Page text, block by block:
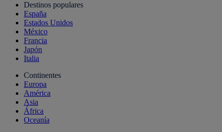
Destinos populares
España
Estados Unidos
México
Francia
Japón
Italia
Continentes
Europa
América
Asia
África
Oceanía